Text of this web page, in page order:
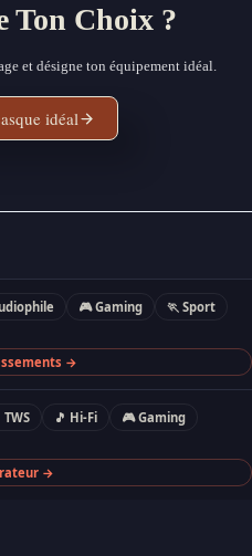
Ton Choix ?
et désigne ton équipement idéal.
idéal
🎮 Gaming
🏃 Sport
→
TWS 🎵 Hi-Fi
🎮 Gaming
→